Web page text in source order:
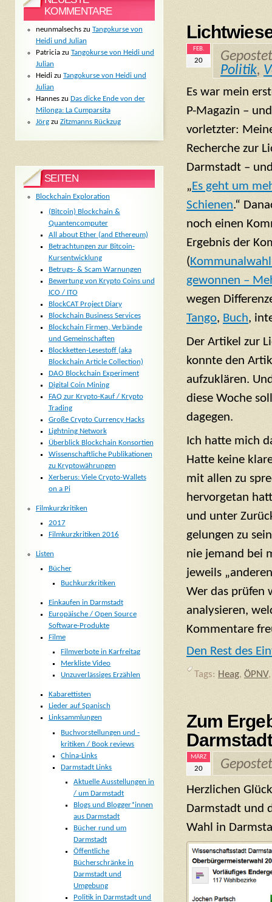
FEB.
20
Politik,
Es war mein
P-Magazin –
vorletzter:
Recherche zur
Darmstadt –
„Es geht um
Schienen.“
noch einen
Ergebnis der
(
gewonnen –
wegen
Tango, Buch,
Der Artikel zur
konnte den
aufzuklären.
diese Woche
dagegen.
Ich hatte mich
Hatte keine
mit allen zu
hervorgetan
und unter
gelungen zu
nie jemand bei
jeweils
Wer das prüfen
analysieren,
Kommentare
Den Rest des
Tags: Heag, ÖPNV
Zum
Darmstadt
MÄRZ
20
Herzlichen
Darmstadt und
Wahl in
KOMMENTARE
neunmalsechszu Tangokurse von
Heidi und Julian
Patriciazu Tangokurse von Heidi und
Julian
Heidizu Tangokurse von Heidi und
Julian
Hanneszu Das dicke Ende von der
Milonga: La Cumparsita
Jörgzu Zitzmanns Rückzug
SEITEN
Blockchain Exploration
(Bitcoin) Blockchain &
Quantencomputer
All about Ether (and Ethereum)
Betrachtungen zur Bitcoin-
Kursentwicklung
Betrugs- & Scam Warnungen
Bewertung von Krypto Coins und
ICO / ITO
BlockCAT Project Diary
Blockchain Business Services
Blockchain Firmen, Verbände
und Gemeinschaften
Blockketten-Lesestoff (aka
Blockchain Article Collection)
DAO Blockchain Experiment
Digital Coin Mining
FAQ zur Krypto-Kauf / Krypto
Trading
Große Crypto Currency Hacks
Lightning Network
Überblick Blockchain Konsortien
Wissenschaftliche Publikationen
zu Kryptowährungen
Xerberus: Viele Crypto-Wallets
on a Pi
Filmkurzkritiken
2017
Filmkurzkritiken 2016
Listen
Bücher
Buchkurzkritiken
Einkaufen in Darmstadt
Europäische / Open Source
Software-Produkte
Filme
Filmverbote in Karfreitag
Merkliste Video
Unzuverlässiges Erzählen
Kabarettisten
Lieder auf Spanisch
Linksammlungen
Buchvorstellungen und -
kritiken / Book reviews
China-Links
Darmstadt Links
Aktuelle Ausstellungen in
/ um Darmstadt
Blogs und Blogger*innen
aus Darmstadt
Bücher rund um
Darmstadt
Öffentliche
Bücherschränke in
Darmstadt und
Umgebung
Politik in Darmstadt und